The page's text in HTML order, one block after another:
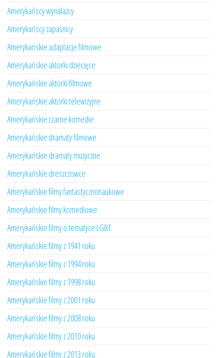
Amerykańscy wynalazcy
Amerykańscy zapaśnicy
Amerykańskie adaptacje filmowe
Amerykańskie aktorki dziecięce
Amerykańskie aktorki filmowe
Amerykańskie aktorki telewizyjne
Amerykańskie czarne komedie
Amerykańskie dramaty filmowe
Amerykańskie dramaty muzyczne
Amerykańskie dreszczowce
Amerykańskie filmy fantastycznonaukowe
Amerykańskie filmy komediowe
Amerykańskie filmy o tematyce LGBT
Amerykańskie filmy z 1941 roku
Amerykańskie filmy z 1994 roku
Amerykańskie filmy z 1998 roku
Amerykańskie filmy z 2001 roku
Amerykańskie filmy z 2008 roku
Amerykańskie filmy z 2010 roku
Amerykańskie filmy z 2013 roku